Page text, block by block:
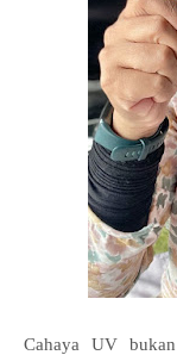
Cahaya UV